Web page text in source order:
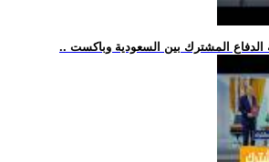
الدفاع المشترك بين السعودية وباكست